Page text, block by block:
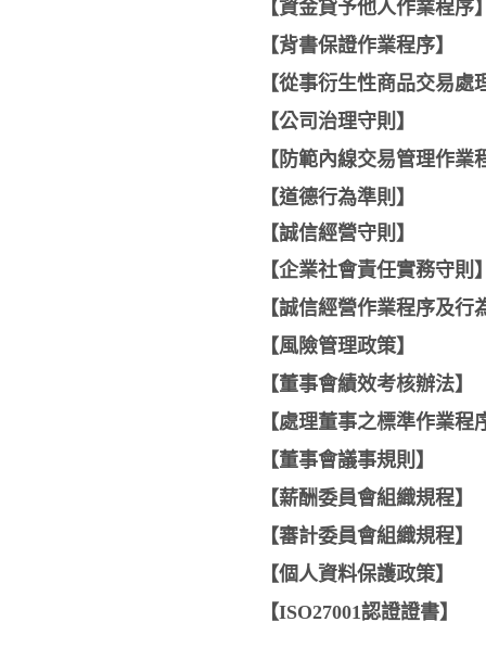
【資金貸予他人作業程序
【背書保證作業程序】
【從事衍生性商品交易處
【公司治理守則 】
【 防範內線交易管理作業
【道德行為準則 】
【誠信經營守則 】
【企業社會責任實務守則
【誠信經營作業程序及行
【風險管理政策】
【董事會績效考核辦法】
【處理董事之標準作業程
【董事會議事規則】
【薪酬委員會組織規程】
【審計委員會組織規程】
【個人資料保護政策】
【ISO27001認證證書】